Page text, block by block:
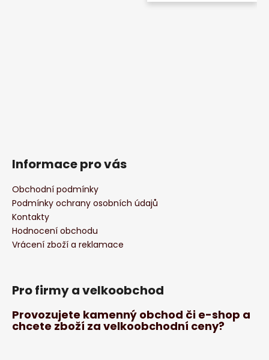
Informace pro vás
Obchodní podmínky
Podmínky ochrany osobních údajů
Kontakty
Hodnocení obchodu
Vrácení zboží a reklamace
Pro firmy a velkoobchod
Provozujete kamenný obchod či e-shop a
chcete zboží za velkoobchodní ceny?